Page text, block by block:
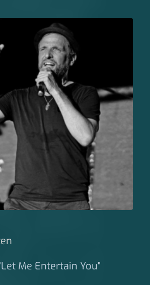
Me Entertain You"